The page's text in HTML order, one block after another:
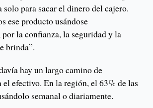
solo para sacar el dinero del cajero.
ese producto usándose
por la confianza, la seguridad y la
brinda”.
hay un largo camino de
el efectivo. En la región, el 63% de las
semanal o diariamente.